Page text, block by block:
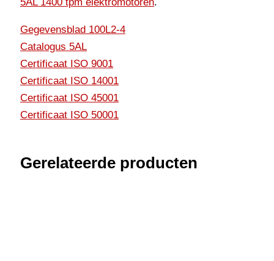
5AL 1400 tpm elektromotoren.
Gegevensblad 100L2-4
Catalogus 5AL
Certificaat ISO 9001
Certificaat ISO 14001
Certificaat ISO 45001
Certificaat ISO 50001
Gerelateerde producten